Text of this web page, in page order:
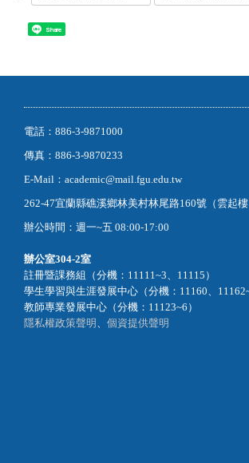
Share
電話：886-3-9871000
傳真：886-3-9870233
E-Mail：academic@mail.fgu.edu.tw
262-47宜蘭縣礁溪鄉林美村林尾路160號（雲起樓
辦公時間：週一~五 08:00-17:00
辦公室304-2室
註冊暨課務組（分機：11111~3、11115）
學生學習與生涯發展中心（分機：11160、
教師專業發展中心（分機：11123~6）
隱私權政策聲明 、 個資提供聲明